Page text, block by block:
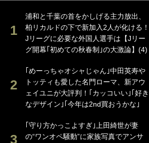
浦和と千葉の首をかしげる主力放出、
柏リカルドの下で新加入2人が化ける！
Jリーグに必要な外国人選手は【Jリー
グ開幕｢初めての秋春制｣の大激論】(4)
｢めーっちゃオシャじゃん｣中田英寿や
トッティも愛した名門ローマ、新アウ
ェイユニが大評判！｢カッコいい｣｢好き
なデザイン｣｢今年は2nd買おうかな｣
｢守り方かっこよすぎ｣上田綺世が妻
の“ワンオペ騒動”に家族写真でアンサ